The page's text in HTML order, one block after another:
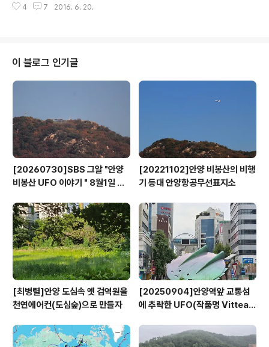
2번길) 양쪽으로는 안양읍사무소, 시흥군청, 안양경찰서,
양중앙성당) 앞 도로(장내로)의 1977년 풍경으로 사진을
숙생들과 주민들이 청소하는 모습으로 수해당시 이 도로에
는 어른 무릎 정도의 물로 가득차 수리산에서 안양1동쯕으
로 흘러 내려갔으녀 물살은 어린이들이 근로자회관에서 성
건물은 국제가톨릭형제회(AFI)..
4 7 2016. 6. 20.
이 블로그 인기글
[20260730]SBS 그알 "안양
비봉산 UFO 이야기 " 8월1일 방
[20221102]안양 비봉산의 비행
기 등대 안양항공무선표지소
[최병렬]안양 도심속 옛 검역원을
천연에어컨(도심숲)으로 만들자
[20250904]안양역앞 교통섬
에 추락한 UFO(작품명 Vitteau